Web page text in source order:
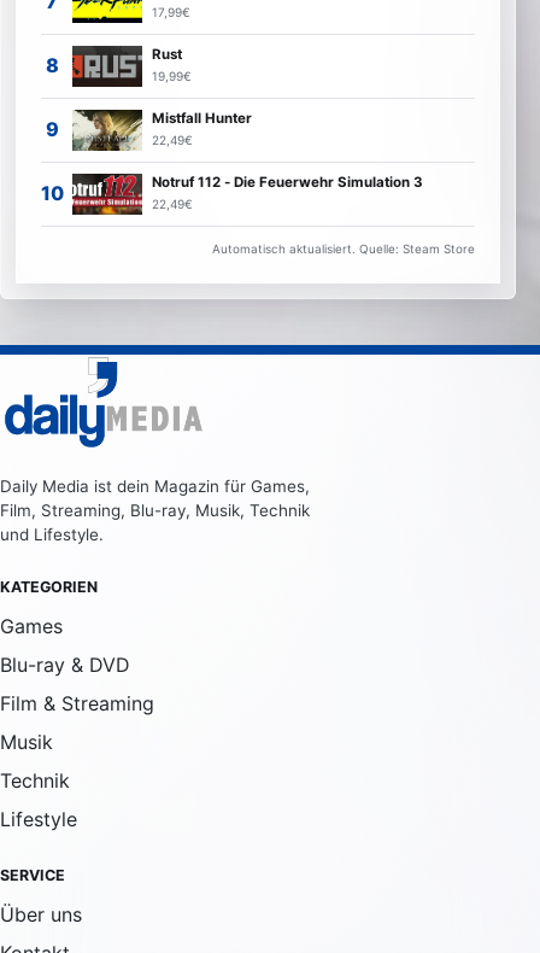
17,99€
Rust
19,99€
Mistfall Hunter
22,49€
Notruf 112 - Die Feuerwehr Simulation 3
22,49€
Automatisch aktualisiert. Quelle: Steam Store
Daily Media ist dein Magazin für Games,
Film, Streaming, Blu-ray, Musik, Technik
und Lifestyle.
KATEGORIEN
Games
Blu-ray & DVD
Film & Streaming
Musik
Technik
Lifestyle
SERVICE
Über uns